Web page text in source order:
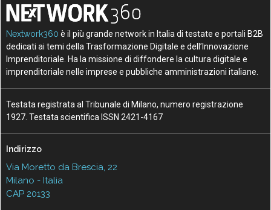
Nextwork360 è il più grande network in Italia di testate e portali B2B
dedicati ai temi della Trasformazione Digitale e dell’Innovazione
Imprenditoriale. Ha la missione di diffondere la cultura digitale e
imprenditoriale nelle imprese e pubbliche amministrazioni italiane.
Testata registrata al Tribunale di Milano, numero registrazione
1927. Testata scientifica ISSN 2421-4167
Indirizzo
Via Moretto da Brescia, 22
Milano - Italia
CAP 20133